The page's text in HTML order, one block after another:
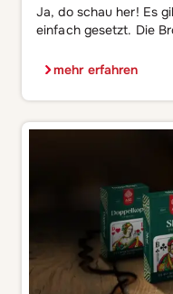
Ja, do schau her! Es
einfach gesetzt. Die
Schafkopf. Wer in
versammeln, das
mit einer Mischung
mehr erfahren